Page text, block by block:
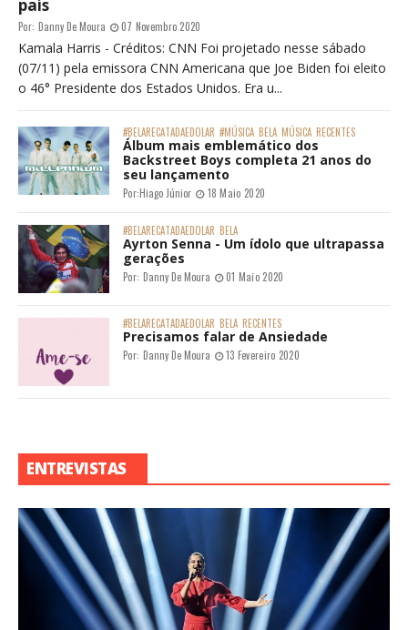
país
Por: Danny De Moura 07 Novembro 2020
Kamala Harris - Créditos: CNN Foi projetado nesse sábado
(07/11) pela emissora CNN Americana que Joe Biden foi eleito
o 46° Presidente dos Estados Unidos. Era u...
#BELARECATADAEDOLAR #MÚSICA BELA MÚSICA RECENTES
Álbum mais emblemático dos
Backstreet Boys completa 21 anos do
seu lançamento
Por:Hiago Júnior 18 Maio 2020
#BELARECATADAEDOLAR BELA
Ayrton Senna - Um ídolo que ultrapassa
gerações
Por: Danny De Moura 01 Maio 2020
#BELARECATADAEDOLAR BELA RECENTES
Precisamos falar de Ansiedade
Por: Danny De Moura 13 Fevereiro 2020
ENTREVISTAS